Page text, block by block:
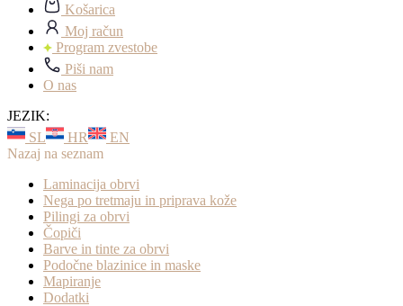
Košarica
Moj račun
Program zvestobe
Piši nam
O nas
JEZIK:
SL
HR
EN
Nazaj na seznam
Laminacija obrvi
Nega po tretmaju in priprava kože
Pilingi za obrvi
Čopiči
Barve in tinte za obrvi
Podočne blazinice in maske
Mapiranje
Dodatki